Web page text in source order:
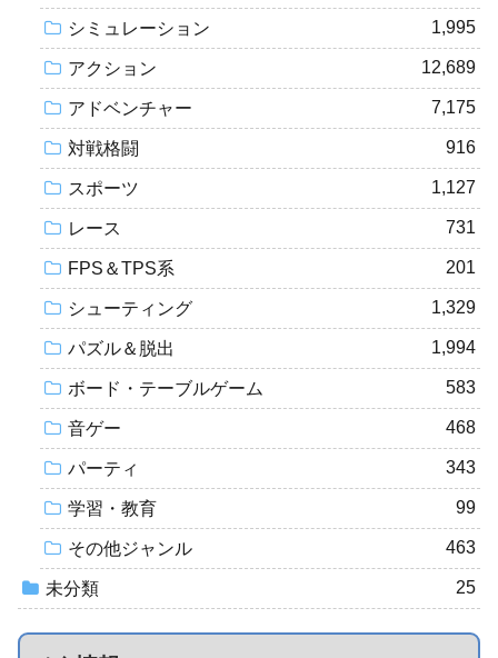
シミュレーション 1,995
アクション 12,689
アドベンチャー 7,175
対戦格闘 916
スポーツ 1,127
レース 731
FPS＆TPS系 201
シューティング 1,329
パズル＆脱出 1,994
ボード・テーブルゲーム 583
音ゲー 468
パーティ 343
学習・教育 99
その他ジャンル 463
未分類 25